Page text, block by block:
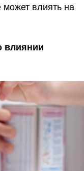
может влиять на
влиянии